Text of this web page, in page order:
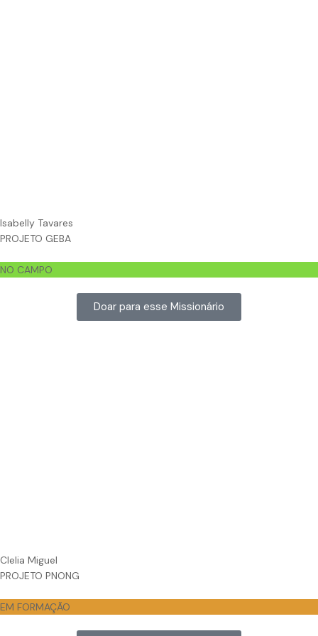
Isabelly Tavares
PROJETO GEBA
NO CAMPO
Doar para esse Missionário
Clelia Miguel
PROJETO PNONG
EM FORMAÇÃO